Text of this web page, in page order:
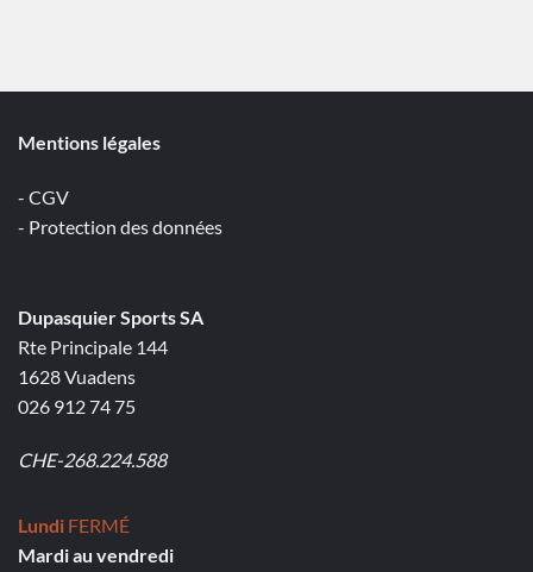
Mentions légales
- CGV
- Protection des données
Dupasquier Sports SA
Rte Principale 144
1628 Vuadens
026 912 74 75
CHE-268.224.588
Lundi FERMÉ
Mardi au vendredi